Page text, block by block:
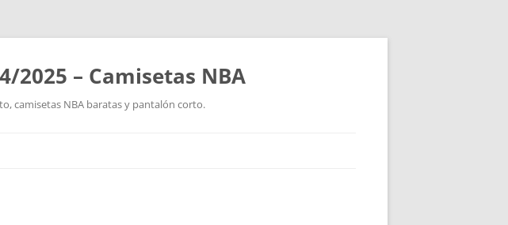
2025 – Camisetas NBA
camisetas NBA baratas y pantalón corto.